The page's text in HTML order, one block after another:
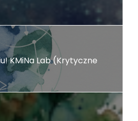
KMiNa Lab (Krytyczne